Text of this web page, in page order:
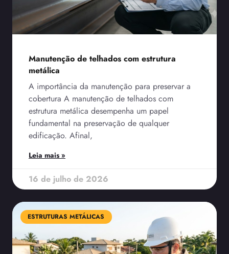
Manutenção de telhados com estrutura
metálica
A importância da manutenção para preservar a
cobertura A manutenção de telhados com
estrutura metálica desempenha um papel
fundamental na preservação de qualquer
edificação. Afinal,
Leia mais »
16 de julho de 2026
ESTRUTURAS METÁLICAS